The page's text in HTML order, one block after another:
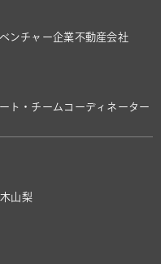
ベンチャー企業不動産会社
ト・チーム コーディネーター
山梨